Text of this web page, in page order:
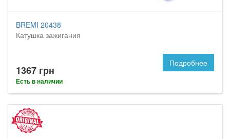
BREMI 20438
Катушка зажигания
1367 грн
Есть в наличии
Подробнее